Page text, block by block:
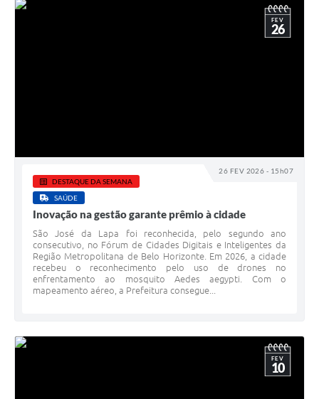
26 FEV 2026 - 15h07
FEV
26
DESTAQUE DA SEMANA
SAÚDE
Inovação na gestão garante prêmio à cidade
São José da Lapa foi reconhecida, pelo segundo ano
consecutivo, no Fórum de Cidades Digitais e Inteligentes da
Região Metropolitana de Belo Horizonte. Em 2026, a cidade
recebeu o reconhecimento pelo uso de drones no
enfrentamento ao mosquito Aedes aegypti. Com o
mapeamento aéreo, a Prefeitura consegue...
FEV
10